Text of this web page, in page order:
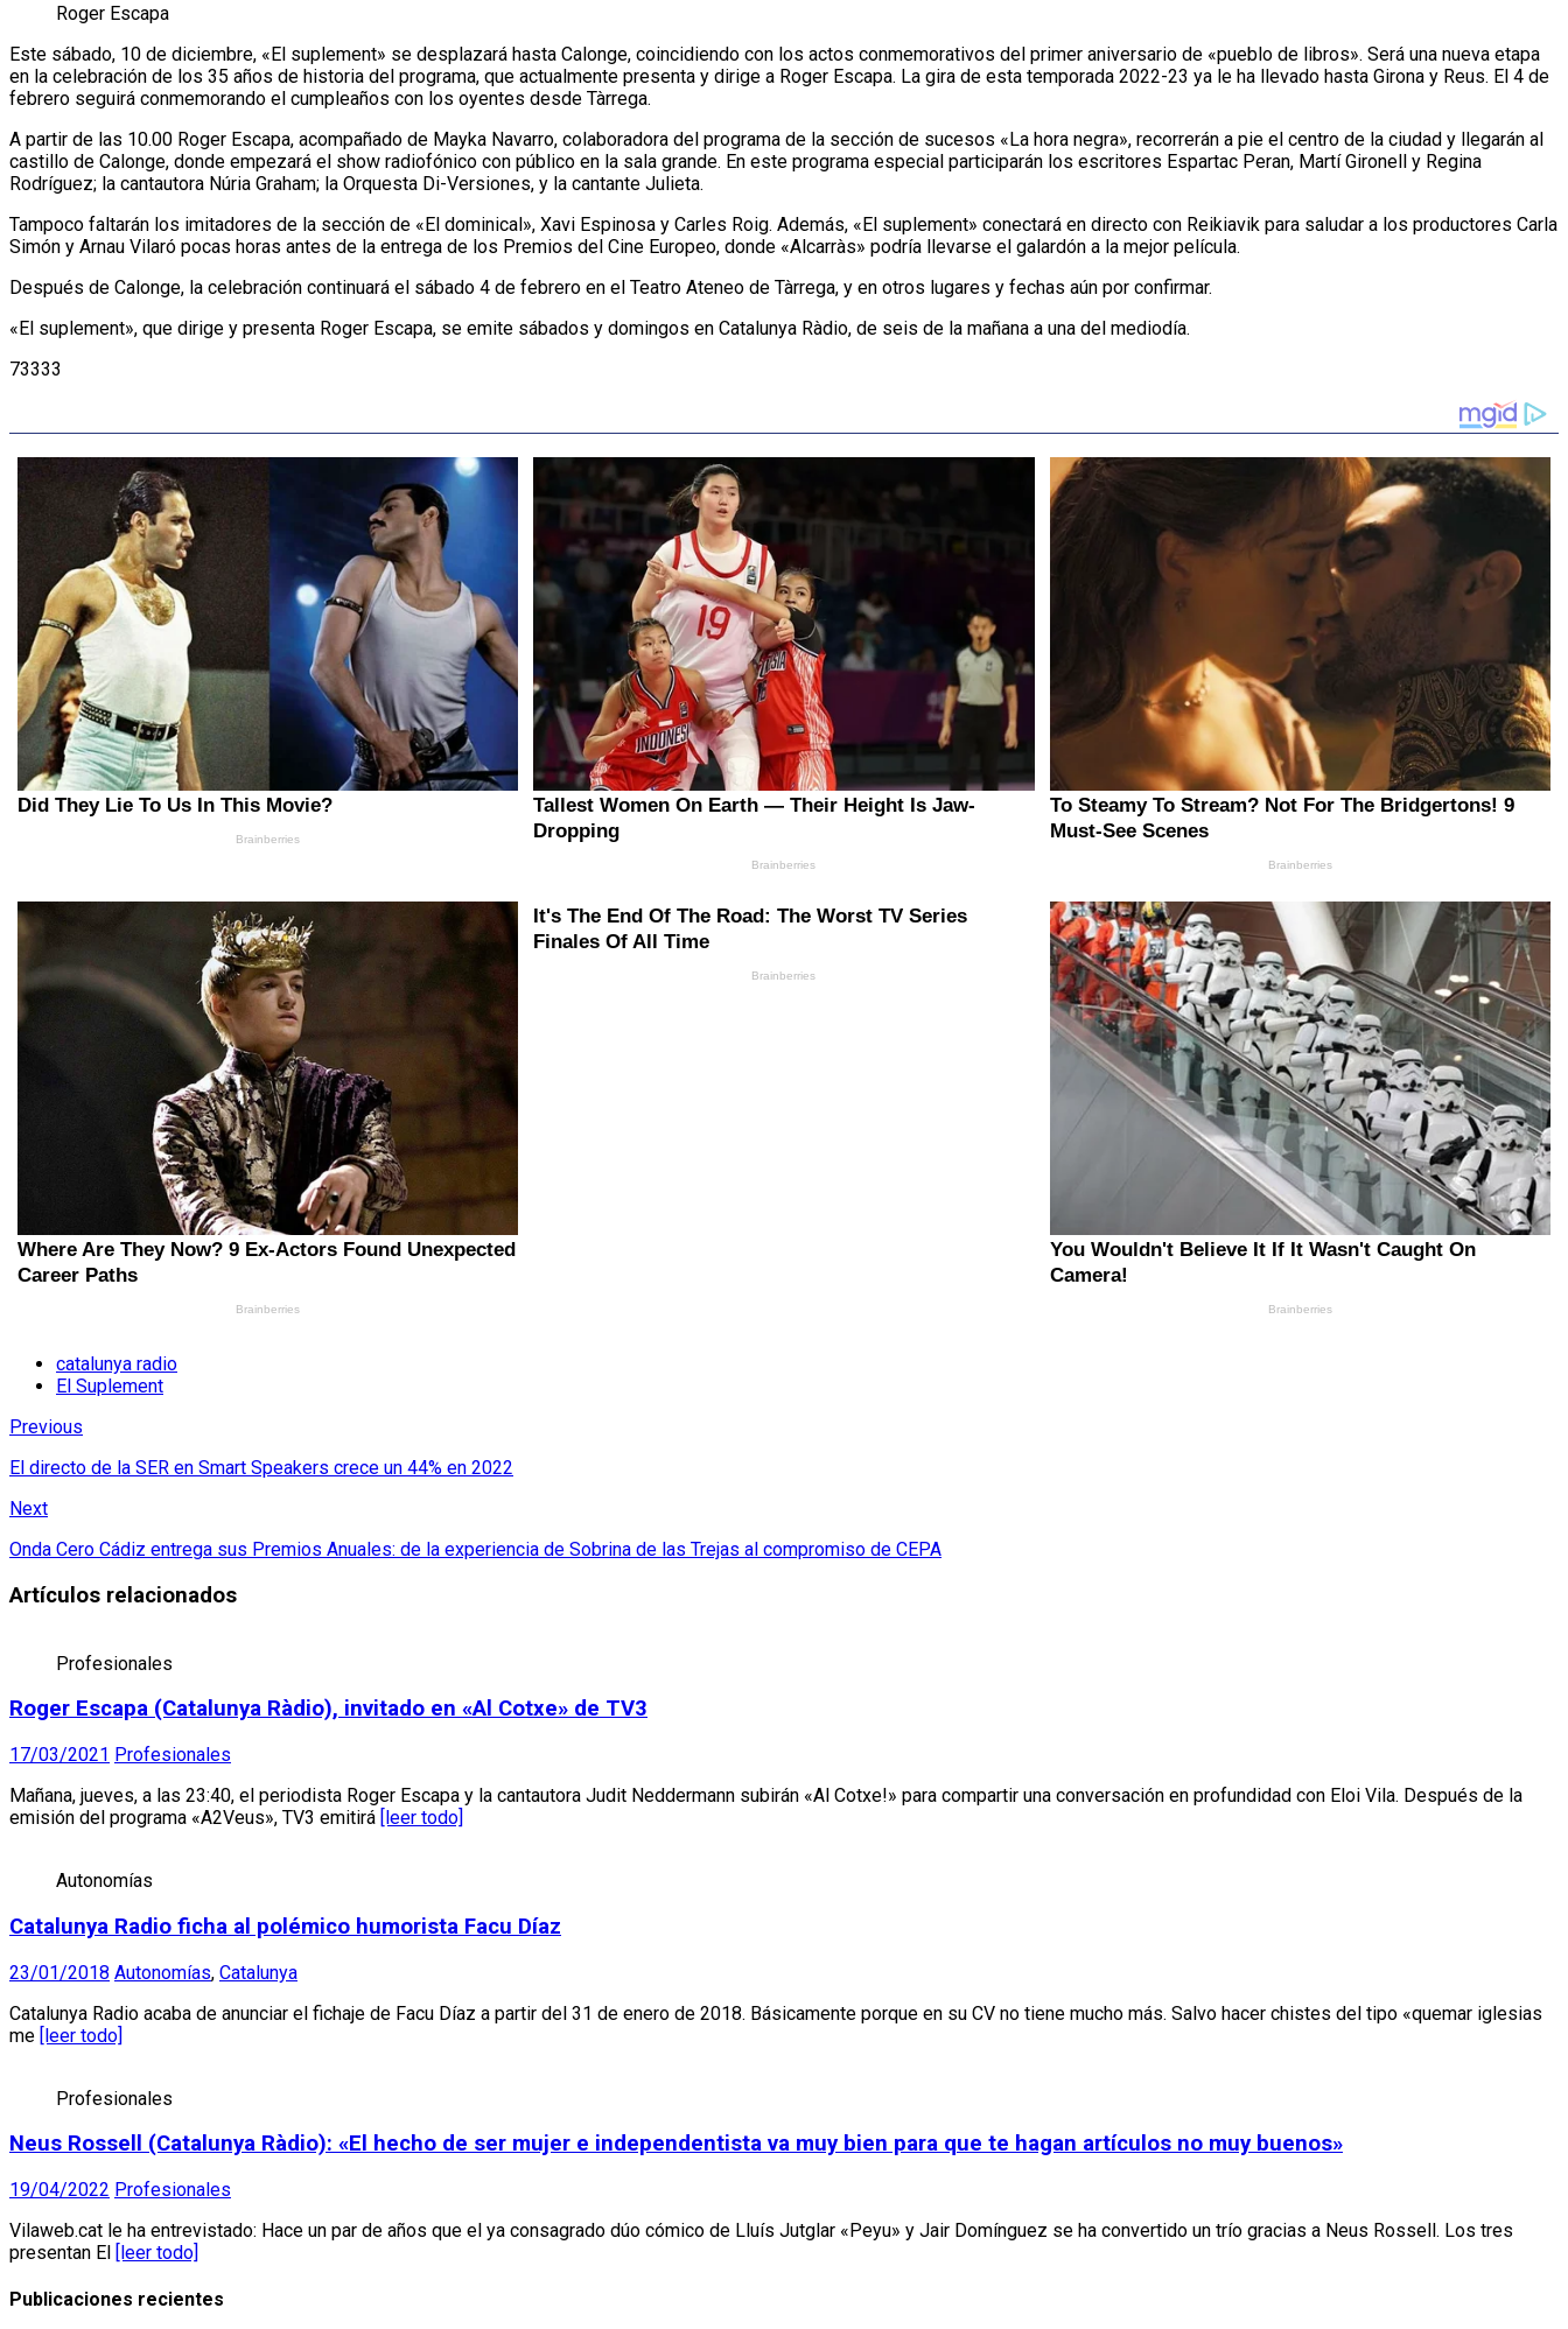
Roger Escapa
Este sábado, 10 de diciembre, «El suplement» se desplazará hasta Calonge, coincidiendo con los actos conmemorativos del primer aniversario de «pueblo de libros». Será una nueva etapa
en la celebración de los 35 años de historia del programa, que actualmente presenta y dirige a Roger Escapa. La gira de esta temporada 2022-23 ya le ha llevado hasta Girona y Reus. El 4 de
febrero seguirá conmemorando el cumpleaños con los oyentes desde Tàrrega.
A partir de las 10.00 Roger Escapa, acompañado de Mayka Navarro, colaboradora del programa de la sección de sucesos «La hora negra», recorrerán a pie el centro de la ciudad y llegarán al
castillo de Calonge, donde empezará el show radiofónico con público en la sala grande. En este programa especial participarán los escritores Espartac Peran, Martí Gironell y Regina
Rodríguez; la cantautora Núria Graham; la Orquesta Di-Versiones, y la cantante Julieta.
Tampoco faltarán los imitadores de la sección de «El dominical», Xavi Espinosa y Carles Roig. Además, «El suplement» conectará en directo con Reikiavik para saludar a los productores Carla
Simón y Arnau Vilaró pocas horas antes de la entrega de los Premios del Cine Europeo, donde «Alcarràs» podría llevarse el galardón a la mejor película.
Después de Calonge, la celebración continuará el sábado 4 de febrero en el Teatro Ateneo de Tàrrega, y en otros lugares y fechas aún por confirmar.
«El suplement», que dirige y presenta Roger Escapa, se emite sábados y domingos en Catalunya Ràdio, de seis de la mañana a una del mediodía.
73333
catalunya radio
El Suplement
Previous
El directo de la SER en Smart Speakers crece un 44% en 2022
Next
Onda Cero Cádiz entrega sus Premios Anuales: de la experiencia de Sobrina de las Trejas al compromiso de CEPA
Artículos relacionados
Profesionales
Roger Escapa (Catalunya Ràdio), invitado en «Al Cotxe» de TV3
17/03/2021 Profesionales
Mañana, jueves, a las 23:40, el periodista Roger Escapa y la cantautora Judit Neddermann subirán «Al Cotxe!» para compartir una conversación en profundidad con Eloi Vila. Después de la
emisión del programa «A2Veus», TV3 emitirá
[leer todo]
Autonomías
Catalunya Radio ficha al polémico humorista Facu Díaz
23/01/2018 Autonomías, Catalunya
Catalunya Radio acaba de anunciar el fichaje de Facu Díaz a partir del 31 de enero de 2018. Básicamente porque en su CV no tiene mucho más. Salvo hacer chistes del tipo «quemar iglesias
me [leer todo]
Profesionales
Neus Rossell (Catalunya Ràdio): «El hecho de ser mujer e independentista va muy bien para que te hagan artículos no muy buenos»
19/04/2022 Profesionales
Vilaweb.cat le ha entrevistado: Hace un par de años que el ya consagrado dúo cómico de Lluís Jutglar «Peyu» y Jair Domínguez se ha convertido un trío gracias a Neus Rossell. Los tres
presentan El [leer todo]
Publicaciones recientes